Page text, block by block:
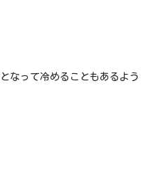
なって冷めることもあるよう